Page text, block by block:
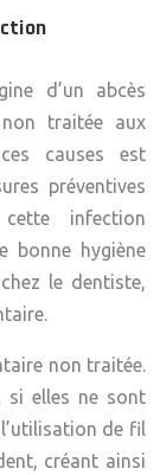
d’un abcès
traitée aux
causes est
préventives
infection
bonne hygiène
le dentiste,
non traitée.
si elles ne sont
de fil
créant ainsi